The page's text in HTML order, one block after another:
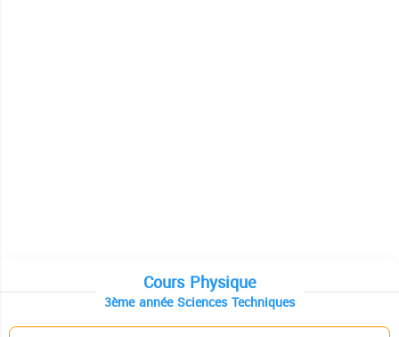
Cours Physique
3ème année Sciences Techniques